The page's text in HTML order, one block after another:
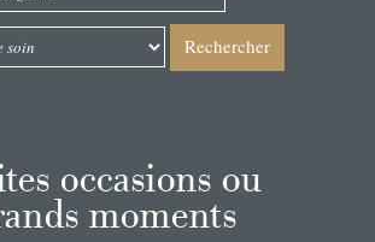
Rechercher
occasions ou
moments